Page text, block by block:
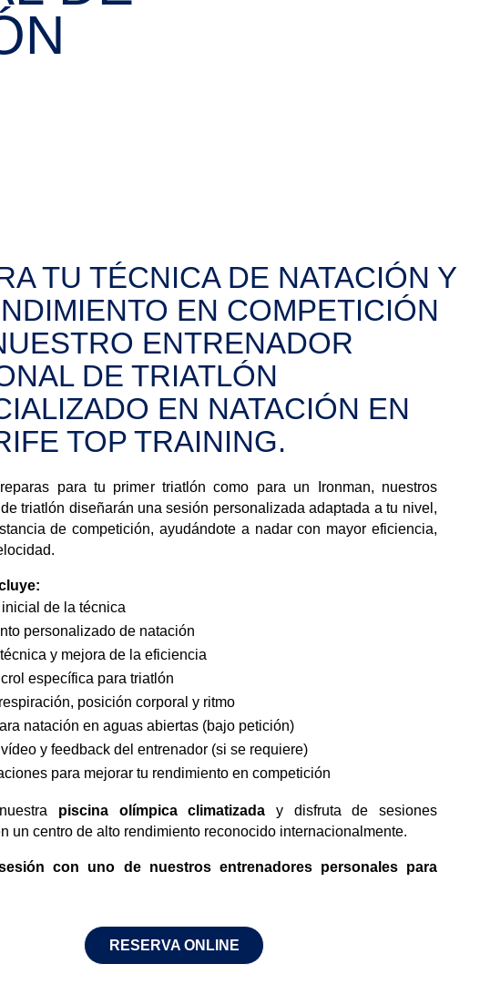
TU TÉCNICA DE NATACIÓN Y
EN COMPETICIÓN
ENTRENADOR
DE TRIATLÓN
EN NATACIÓN EN
TOP TRAINING.
para tu primer triatlón como para un Ironman, nuestros
triatlón diseñarán una sesión personalizada adaptada a tu nivel,
de competición, ayudándote a nadar con mayor eficiencia,
de la técnica
personalizado de natación
y mejora de la eficiencia
específica para triatlón
posición corporal y ritmo
natación en aguas abiertas (bajo petición)
y feedback del entrenador (si se requiere)
para mejorar tu rendimiento en competición
piscina olímpica climatizada y disfruta de sesiones
un centro de alto rendimiento reconocido internacionalmente.
con uno de nuestros entrenadores personales para
RESERVA ONLINE